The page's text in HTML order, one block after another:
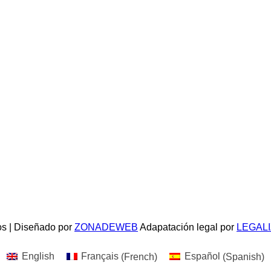
| Diseñado por ZONADEWEB Adapatación legal por
English
Français (French) Español (Spanish)